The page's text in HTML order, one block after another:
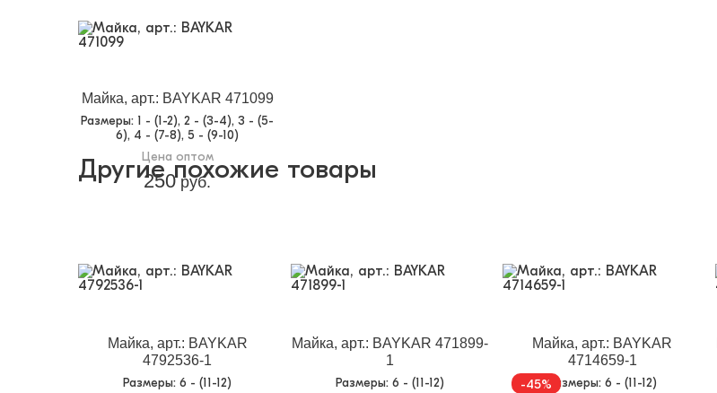
Майка, арт.: BAYKAR 471099
Размеры: 1 - (1-2), 2 - (3-4), 3 - (5-
6), 4 - (7-8), 5 - (9-10)
Цена оптом
250руб.
Другие похожие товары
Майка, арт.: BAYKAR
4792536-1
Размеры: 6 - (11-12)
Майка, арт.: BAYKAR 471899-
1
Размеры: 6 - (11-12)
Майка, арт.: BAYKAR
4714659-1
Размеры: 6 - (11-12)
-45%